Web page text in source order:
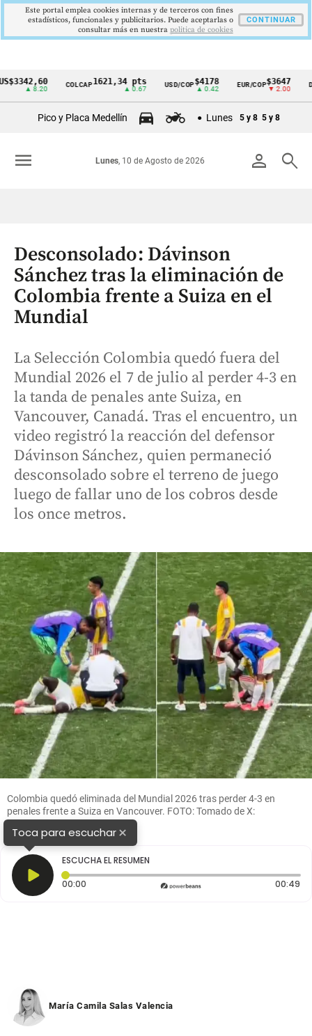
Cintillo
Colombia
▲ 8.20
COLCAP1621,34 pts
▲ 0.67
USD/COP$4178
▲ 0.42
EUR/COP$3647
▼ 2.00
Pico y Placa Medellín Lunes 5 y 8 5 y 8
person search
Lunes, 10 de Agosto de 2026
menu
Desconsolado: Dávinson
Sánchez tras la eliminación de
Colombia frente a Suiza en el
Mundial
La Selección Colombia quedó fuera del
Mundial 2026 el 7 de julio al perder 4-3 en
la tanda de penales ante Suiza, en
Vancouver, Canadá. Tras el encuentro, un
video registró la reacción del defensor
Dávinson Sánchez, quien permaneció
desconsolado sobre el terreno de juego
luego de fallar uno de los cobros desde
los once metros.
Colombia quedó eliminada del Mundial 2026 tras perder 4-3 en
penales frente a Suiza en Vancouver. FOTO: Tomado de X:
@PonchoMorales85
Toca para escuchar×
ESCUCHA EL RESUMEN
00:00 Tiempo transcurrido: 0 segundos 00:49
María Camila Salas Valencia
Este portal emplea cookies internas y de terceros con fines
estadísticos, funcionales y publicitarios. Puede aceptarlas o
consultar más en nuestra politica de cookies
CONTINUAR